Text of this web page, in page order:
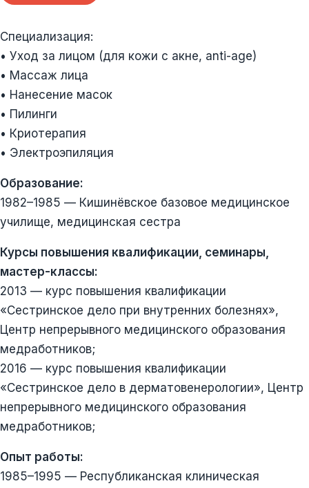
Специализация:
• Уход за лицом (для кожи с акне, anti-age)
• Массаж лица
• Нанесение масок
• Пилинги
• Криотерапия
• Электроэпиляция
Образование:
1982–1985 — Кишинёвское базовое медицинское
училище, медицинская сестра
Курсы повышения квалификации, семинары,
мастер-классы:
2013 — курс повышения квалификации
«Сестринское дело при внутренних болезнях»,
Центр непрерывного медицинского образования
медработников;
2016 — курс повышения квалификации
«Сестринское дело в дерматовенерологии», Центр
непрерывного медицинского образования
медработников;
Опыт работы:
1985–1995 — Республиканская клиническая